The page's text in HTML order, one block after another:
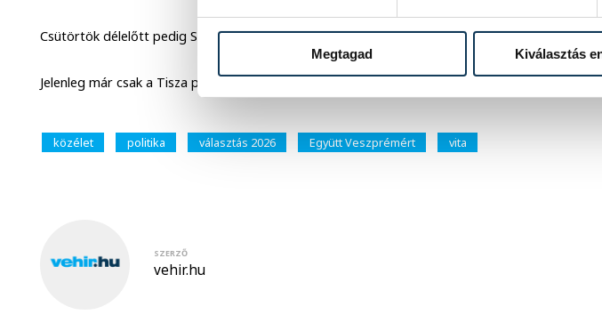
Megtagad Kiválasztás
Csütörtök délelőtt pedig Szücs Zoltán, a Kuityapárt jelöltje is pozitívan reagált a felkérésre.
Jelenleg már csak a Tisza párt jelöltje, Dr. Gáspár Levente az, aki még nem válaszolt.
közélet politika választás 2026 Együtt Veszprémért vita
SZERZŐ
vehir.hu